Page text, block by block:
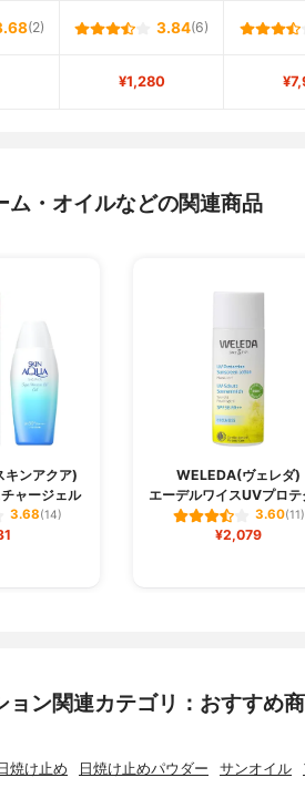
(2) 3.84(6)
¥1,280
ム・オイルなどの関連商品
ンアクア)
ャージェル
3.68(14)
WELEDA(ヴェレダ)
エーデルワイスUVプロテ
3.60(11)
¥2,079
ョン関連カテゴリ：おすすめ
焼け止め 日焼け止めパウダー サンオイル